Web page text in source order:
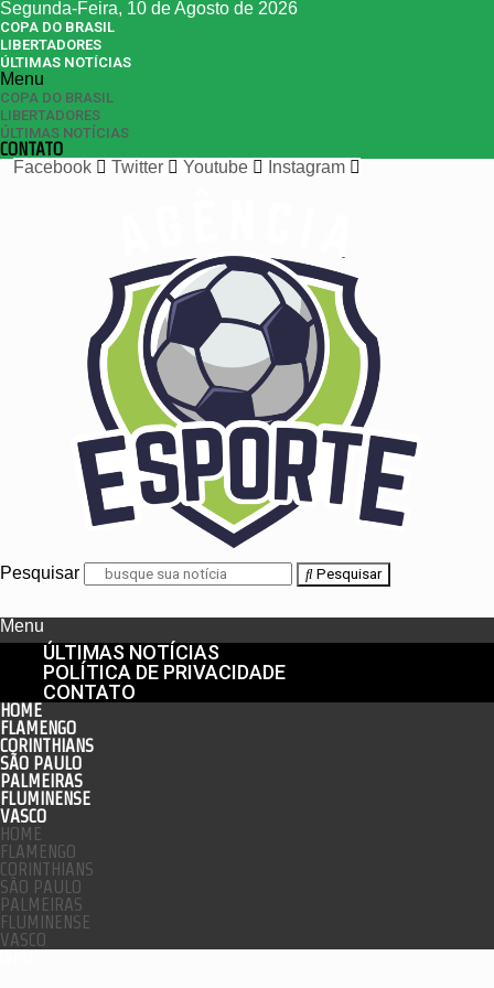
Segunda-Feira, 10 de Agosto de 2026
COPA DO BRASIL
LIBERTADORES
ÚLTIMAS NOTÍCIAS
Menu
COPA DO BRASIL
LIBERTADORES
ÚLTIMAS NOTÍCIAS
CONTATO
Facebook
Twitter Youtube Instagram
Pesquisar Pesquisar
Menu
ÚLTIMAS NOTÍCIAS
POLÍTICA DE PRIVACIDADE
CONTATO
HOME
FLAMENGO
CORINTHIANS
SÃO PAULO
PALMEIRAS
FLUMINENSE
VASCO
HOME
FLAMENGO
CORINTHIANS
SÃO PAULO
PALMEIRAS
FLUMINENSE
VASCO